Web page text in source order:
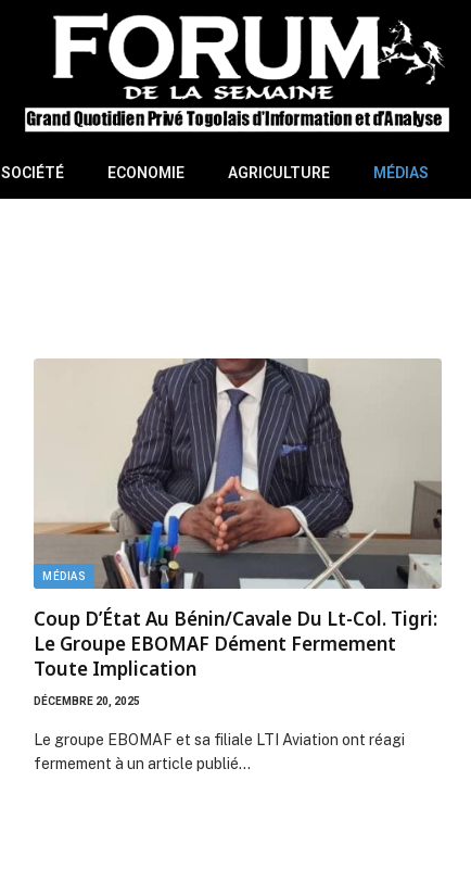
SOCIÉTÉ ECONOMIE AGRICULTURE MÉDIAS
MÉDIAS
Coup D’État Au Bénin/Cavale Du Lt-Col. Tigri:
Le Groupe EBOMAF Dément Fermement
Toute Implication
DÉCEMBRE 20, 2025
Le groupe EBOMAF et sa filiale LTI Aviation ont réagi
fermement à un article publié…